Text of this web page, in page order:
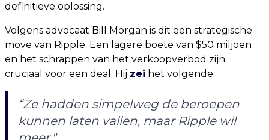
definitieve oplossing.
Volgens advocaat Bill Morgan is dit een strategische
move van Ripple. Een lagere boete van $50 miljoen
en het schrappen van het verkoopverbod zijn
cruciaal voor een deal. Hij zei het volgende:
“Ze hadden simpelweg de beroepen
kunnen laten vallen, maar Ripple wil